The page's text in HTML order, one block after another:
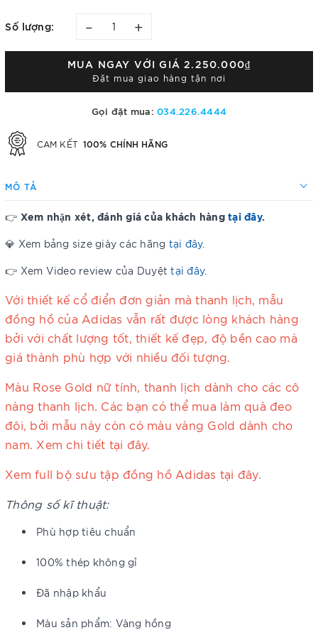
Số lượng: – +
MUA NGAY VỚI GIÁ2.250.000₫
Đặt mua giao hàng tận nơi
Gọi đặt mua:034.226.4444
CAM KẾT 100% CHÍNH HÃNG
MÔ TẢ
👉 Xem nhận xét, đánh giá của khách hàng tại đây.
💎 Xem bảng size giày các hãng tại đây.
👉 Xem Video review của Duyệttại đây.
Với thiết kế cổ điển đơn giản mà thanh lịch, mẫu
đồng hồ của Adidas vẫn rất được lòng khách hàng
bởi với chất lượng tốt, thiết kế đẹp, độ bền cao mà
giá thành phù hợp với nhiều đối tượng.
Màu Rose Gold nữ tính, thanh lịch dành cho các cô
nàng thanh lịch. Các bạn có thể mua làm quà đeo
đôi, bởi mẫu này còn có màu vàng Gold dành cho
nam. Xem chi tiết tại đây.
Xem full bộ sưu tập đồng hồ Adidas tại đây.
Thông số kĩ thuật:
Phù hợp tiêu chuẩn
100% thép không gỉ
Đã nhập khẩu
Màu sản phẩm: Vàng hồng